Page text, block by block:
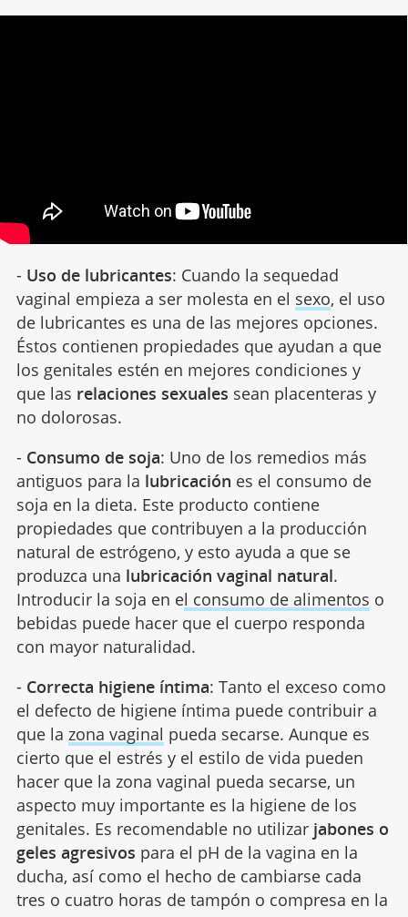
- Uso de lubricantes: Cuando la sequedad
vaginal empieza a ser molesta en el sexo, el uso
de lubricantes es una de las mejores opciones.
Éstos contienen propiedades que ayudan a que
los genitales estén en mejores condiciones y
que las relaciones sexuales sean placenteras y
no dolorosas.
- Consumo de soja: Uno de los remedios más
antiguos para la lubricación es el consumo de
soja en la dieta. Este producto contiene
propiedades que contribuyen a la producción
natural de estrógeno, y esto ayuda a que se
produzca una lubricación vaginal natural.
Introducir la soja en el consumo de alimentos o
bebidas puede hacer que el cuerpo responda
con mayor naturalidad.
- Correcta higiene íntima: Tanto el exceso como
el defecto de higiene íntima puede contribuir a
que la zona vaginal pueda secarse. Aunque es
cierto que el estrés y el estilo de vida pueden
hacer que la zona vaginal pueda secarse, un
aspecto muy importante es la higiene de los
genitales. Es recomendable no utilizarjabones o
geles agresivos para el pH de la vagina en la
ducha, así como el hecho de cambiarse cada
tres o cuatro horas de tampón o compresa en la